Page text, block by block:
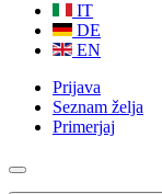
IT
DE
EN
Prijava
Seznam želja
Primerjaj